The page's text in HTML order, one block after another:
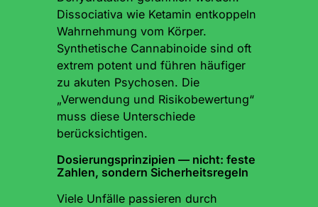
Dissociativa wie Ketamin entkoppeln
Wahrnehmung vom Körper.
Synthetische Cannabinoide sind oft
extrem potent und führen häufiger
zu akuten Psychosen. Die
„Verwendung und Risikobewertung“
muss diese Unterschiede
berücksichtigen.
Dosierungsprinzipien — nicht: feste
Zahlen, sondern Sicherheitsregeln
Viele Unfälle passieren durch